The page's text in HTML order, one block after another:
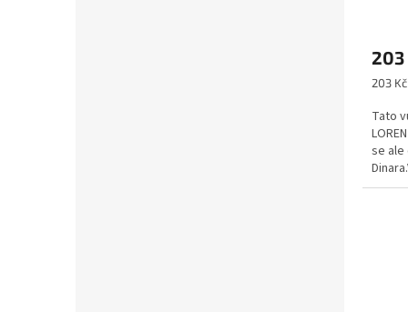
203
Měrná
203
Tato
se ale